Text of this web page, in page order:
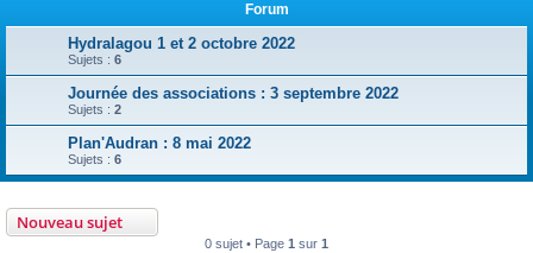
Forum
Hydralagou 1 et 2 octobre 2022
Sujets : 6
Journée des associations : 3 septembre 2022
Sujets : 2
Plan'Audran : 8 mai 2022
Sujets : 6
Nouveau sujet
0 sujet • Page 1 sur 1